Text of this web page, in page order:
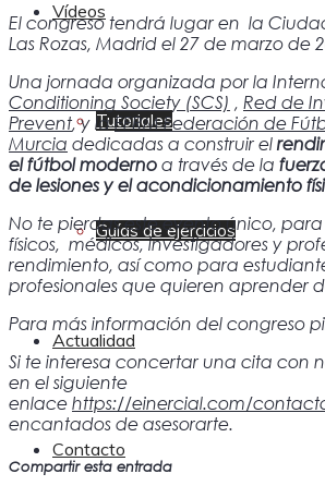
Vídeos
Tutoriales
Guías de ejercicios
Actualidad
Contacto
El congreso tendrá lugar en la
Las Rozas, Madrid el 27 de marzo de
Una jornada organizada por la
Conditioning Society (SCS) , Red de
Prevent, y laFFRM Federación de
Murcia dedicadas a construir el
el fútbol moderno a través de la
de lesiones y el acondicionamiento
No te pierdas este evento único,
físicos, médicos, investigadores y
rendimiento, así como para
profesionales que quieren aprender
Para más información del congreso
Si te interesa concertar una cita con
en el siguiente
enlace https://einercial.com/
encantados de asesorarte.
Compartir esta entrada